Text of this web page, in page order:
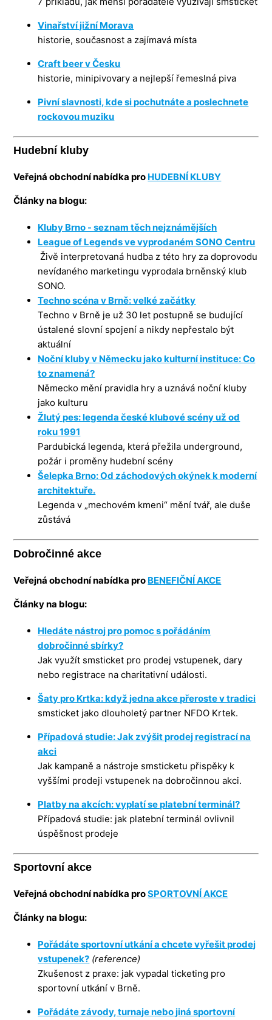
Vinařství jižní Morava
historie, současnost a zajímavá místa
Craft beer v Česku
historie, minipivovary a nejlepší řemeslná piva
Pivní slavnosti, kde si pochutnáte a poslechnete
rockovou muziku
Hudební kluby
Veřejná obchodní nabídka pro HUDEBNÍ KLUBY
Články na blogu:
Kluby Brno - seznam těch nejznámějších
League of Legends ve vyprodaném SONO Centru
Živě interpretovaná hudba z této hry za doprovodu
nevídaného marketingu vyprodala brněnský klub
SONO.
Techno scéna v Brně: velké začátky
Techno v Brně je už 30 let postupně se budující
ústalené slovní spojení a nikdy nepřestalo být
aktuální
Noční kluby v Německu jako kulturní instituce: Co
to znamená?
Německo mění pravidla hry a uznává noční kluby
jako kulturu
Žlutý pes: legenda české klubové scény už od
roku 1991
Pardubická legenda, která přežila underground,
požár i proměny hudební scény
Šelepka Brno: Od záchodových okýnek k moderní
architektuře.
Legenda v „mechovém kmeni“ mění tvář, ale duše
zůstává
Dobročinné akce
Veřejná obchodní nabídka pro BENEFIČNÍ AKCE
Články na blogu:
Hledáte nástroj pro pomoc s pořádáním
dobročinné sbírky?
Jak využít smsticket pro prodej vstupenek, dary
nebo registrace na charitativní události.
Šaty pro Krtka: když jedna akce přeroste v tradici
smsticket jako dlouholetý partner NFDO Krtek.
Případová studie: Jak zvýšit prodej registrací na
akci
Jak kampaně a nástroje smsticketu přispěky k
vyššími prodeji vstupenek na dobročinnou akci.
Platby na akcích: vyplatí se platební terminál?
Případová studie: jak platební terminál ovlivnil
úspěšnost prodeje
Sportovní akce
Veřejná obchodní nabídka proSPORTOVNÍ AKCE
Články na blogu:
Pořádáte sportovní utkání a chcete vyřešit prodej
vstupenek? (reference)
Zkušenost z praxe: jak vypadal ticketing pro
sportovní utkání v Brně.
Pořádáte závody, turnaje nebo jiná sportovní